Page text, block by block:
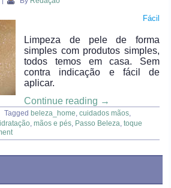
Fácil
Limpeza de pele de forma
simples com produtos simples,
todos temos em casa. Sem
contra indicação e fácil de
aplicar.
Continue reading →
Tagged beleza_home,cuidados mãos,
,mãos e pés Passo Beleza ,toque